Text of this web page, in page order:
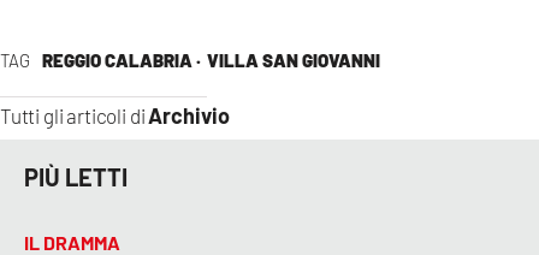
TAG REGGIO CALABRIA · VILLA SAN GIOVANNI
Tutti gli articoli diArchivio
PIÙ LETTI
IL DRAMMA